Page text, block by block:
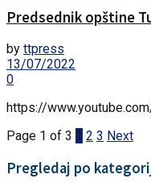
Predsednik opštine
by ttpress
13/07/2022
0
https://
Page 1 of 3 1 2 3 Next
Pregledaj po